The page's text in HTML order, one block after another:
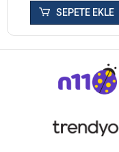
SEPETE EKLE